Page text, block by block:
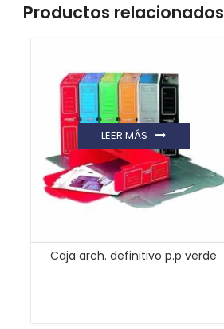
Productos relacionados
Caja arch. definitivo p.p verde
LEER MÁS